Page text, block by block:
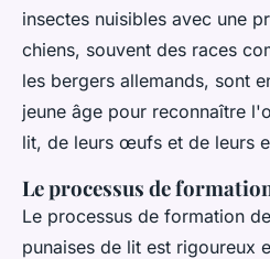
insectes nuisibles avec une
chiens, souvent des races
les bergers allemands, sont
jeune âge pour reconnaître
lit, de leurs œufs et de leurs
Le processus de
Le processus de formation
punaises de lit est rigoureux